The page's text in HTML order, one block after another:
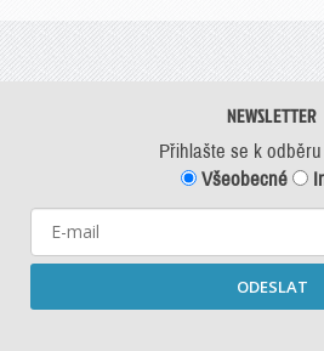
NEWSLETTER
Přihlašte se k
Všeobecné
ODESLAT